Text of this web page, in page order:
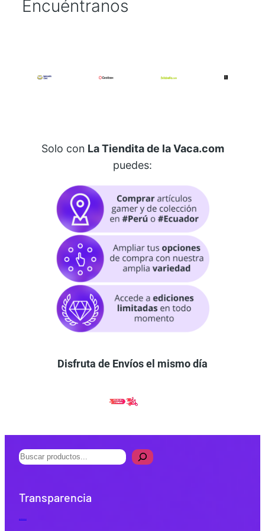
Encuéntranos
Solo con La Tiendita de la Vaca.com
puedes:
Disfruta de Envíos el mismo día
B
c
a
Transparencia
Quiénes Somos